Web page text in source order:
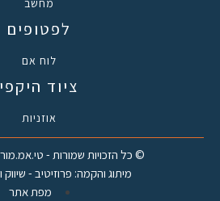
לפטופים
לוח אם
ציוד היקפי
אוזניות
© כל הזכויות שמורות -
מיתוג והקמה: פרוזיטיב - שיווק
מפת אתר